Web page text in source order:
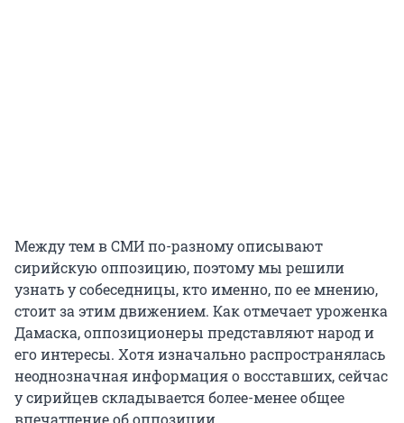
Между тем в СМИ по-разному описывают
сирийскую оппозицию, поэтому мы решили
узнать у собеседницы, кто именно, по ее мнению,
стоит за этим движением. Как отмечает уроженка
Дамаска, оппозиционеры представляют народ и
его интересы. Хотя изначально распространялась
неоднозначная информация о восставших, сейчас
у сирийцев складывается более-менее общее
впечатление об оппозиции.